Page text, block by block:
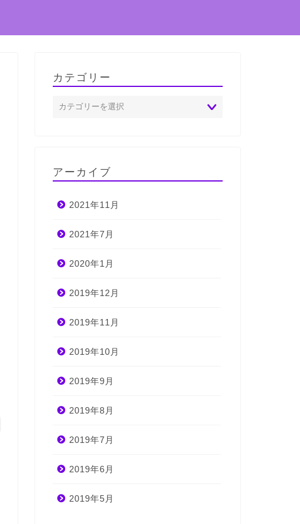
カテゴリー
アーカイブ
2021年11月
2021年7月
2020年1月
2019年12月
2019年11月
2019年10月
2019年9月
2019年8月
2019年7月
2019年6月
2019年5月